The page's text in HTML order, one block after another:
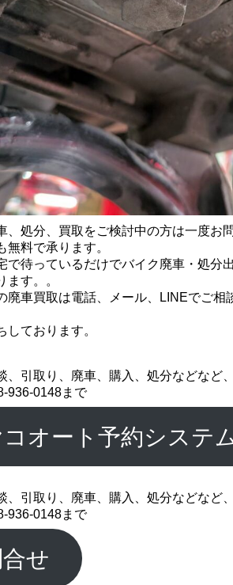
、処分、買取をご検討中の方は一度お
無料で承ります。
で待っているだけでバイク廃車・処分
ます。。
廃車買取は電話、メール、LINEでご
しております。
、引取り、廃車、購入、処分などなど
936-0148まで
コオート予約システ
、引取り、廃車、購入、処分などなど
936-0148まで
せ